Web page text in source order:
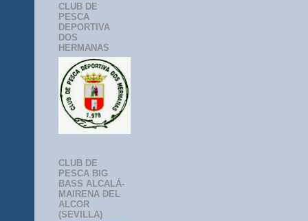
CLUB DE
PESCA
DEPORTIVA
DOS
HERMANAS
CLUB DE
PESCA BIG
BASS ALCALÁ-
MAIRENA DEL
ALCOR
(SEVILLA)